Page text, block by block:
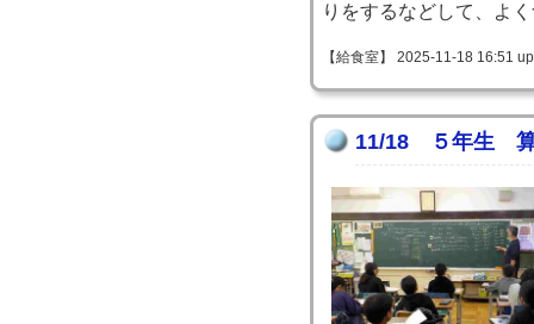
りをするなどして、よ
【給食室】 2025-11-18 16:51
11/18 ５年生